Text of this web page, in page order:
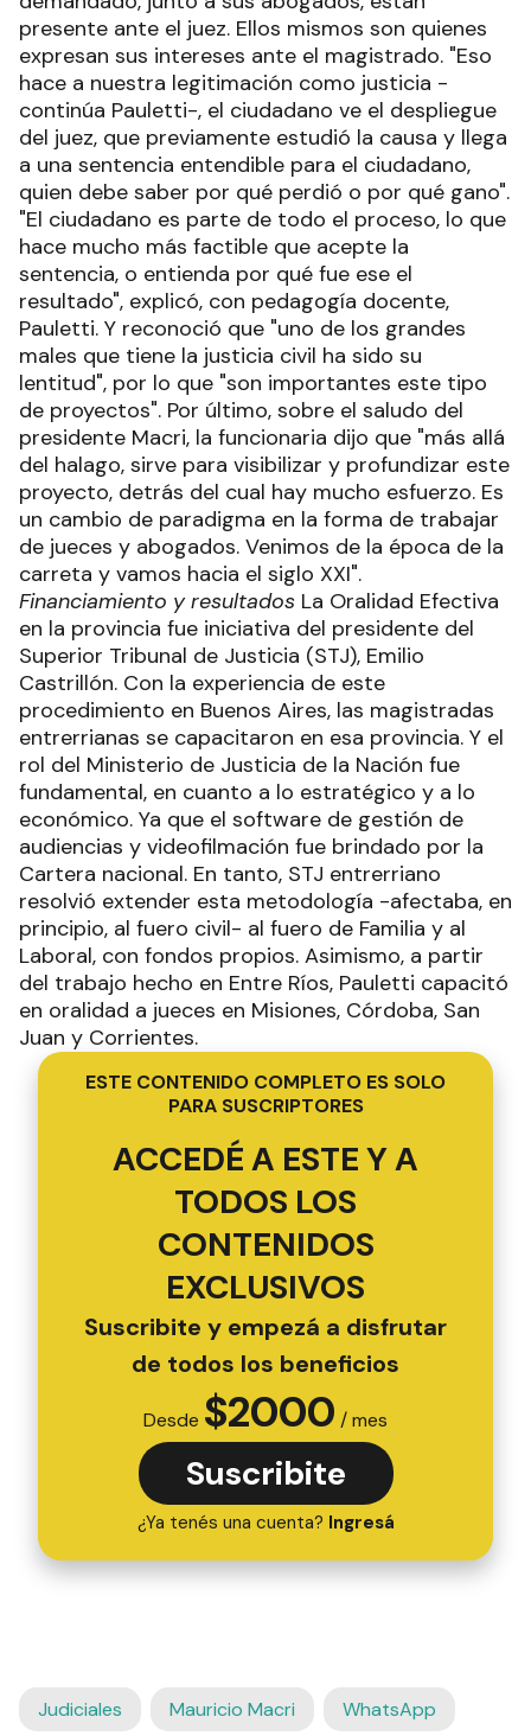
presente ante el juez. Ellos mismos son quienes
expresan sus intereses ante el magistrado. "Eso
hace a nuestra legitimación como justicia -
continúa Pauletti-, el ciudadano ve el despliegue
del juez, que previamente estudió la causa y llega
a una sentencia entendible para el ciudadano,
quien debe saber por qué perdió o por qué gano".
"El ciudadano es parte de todo el proceso, lo que
hace mucho más factible que acepte la
sentencia, o entienda por qué fue ese el
resultado", explicó, con pedagogía docente,
Pauletti. Y reconoció que "uno de los grandes
males que tiene la justicia civil ha sido su
lentitud", por lo que "son importantes este tipo
de proyectos". Por último, sobre el saludo del
presidente Macri, la funcionaria dijo que "más allá
del halago, sirve para visibilizar y profundizar este
proyecto, detrás del cual hay mucho esfuerzo. Es
un cambio de paradigma en la forma de trabajar
de jueces y abogados. Venimos de la época de la
carreta y vamos hacia el siglo XXI".
Financiamiento y resultados La Oralidad Efectiva
en la provincia fue iniciativa del presidente del
Superior Tribunal de Justicia (STJ), Emilio
Castrillón. Con la experiencia de este
procedimiento en Buenos Aires, las magistradas
entrerrianas se capacitaron en esa provincia. Y el
rol del Ministerio de Justicia de la Nación fue
fundamental, en cuanto a lo estratégico y a lo
económico. Ya que el software de gestión de
audiencias y videofilmación fue brindado por la
Cartera nacional. En tanto, STJ entrerriano
resolvió extender esta metodología -afectaba, en
principio, al fuero civil- al fuero de Familia y al
Laboral, con fondos propios. Asimismo, a partir
del trabajo hecho en Entre Ríos, Pauletti capacitó
en oralidad a jueces en Misiones, Córdoba, San
Juan y Corrientes.
ESTE CONTENIDO COMPLETO ES SOLO
PARA SUSCRIPTORES
ACCEDÉ A ESTE Y A
TODOS LOS
CONTENIDOS
EXCLUSIVOS
Suscribite y empezá a disfrutar
de todos los beneficios
Desde $2000 / mes
Suscribite
¿Ya tenés una cuenta? Ingresá
Judiciales Mauricio Macri WhatsApp